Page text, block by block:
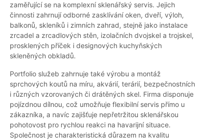
zaměřující se na komplexní sklenářský servis. Jejich
činnosti zahrnují odborné zasklívání oken, dveří, výloh,
balkonů, skleníků i zimních zahrad, stejně jako instalace
zrcadel a zrcadlových stěn, izolačních dvojskel a trojskel,
prosklených příček i designových kuchyňských
skleněných obkladů.
Portfolio služeb zahrnuje také výrobu a montáž
sprchových koutů na míru, akvárií, terárií, bezpečnostních
i různých vzorovaných či drátěných skel. Firma disponuje
pojízdnou dílnou, což umožňuje flexibilní servis přímo u
zákazníka, a navíc zajišťuje nepřetržitou sklenářskou
pohotovost pro rychlou reakci na havarijní situace.
Společnost je charakteristická důrazem na kvalitu